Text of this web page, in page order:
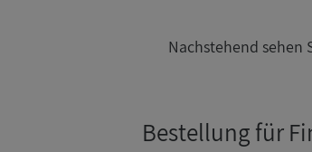
Nachstehend sehen
Bestellung für